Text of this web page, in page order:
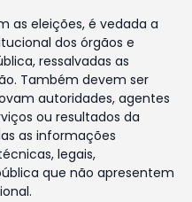
as eleições, é vedada a
dos órgãos e
ressalvadas as
Também devem ser
autoridades, agentes
ou resultados da
as informações
legais,
que não apresentem